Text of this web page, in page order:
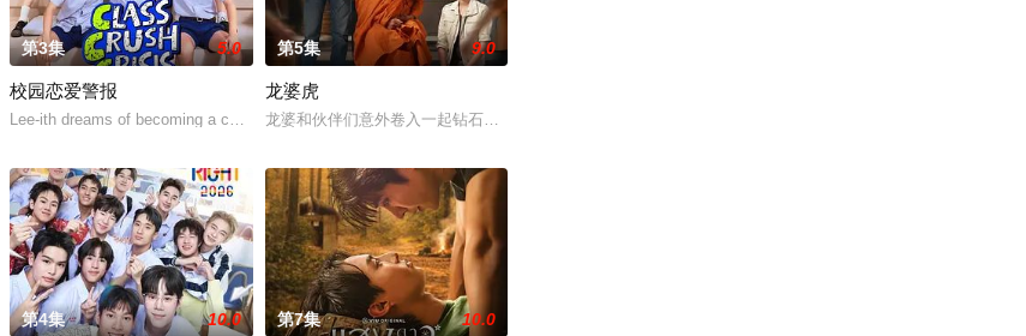
瑚上的故事。
第3集 5.0
校园恋爱警报
Lee-ith dreams of becoming a cool indie rock musician. Becaus
第5集 9.0
龙婆虎
龙婆和伙伴们意外卷入一起钻石抢劫案，成为警方怀疑的对象。为了证明自己的清白、挽回声誉，他们踏上了
第4集 10.0 第7集 10.0